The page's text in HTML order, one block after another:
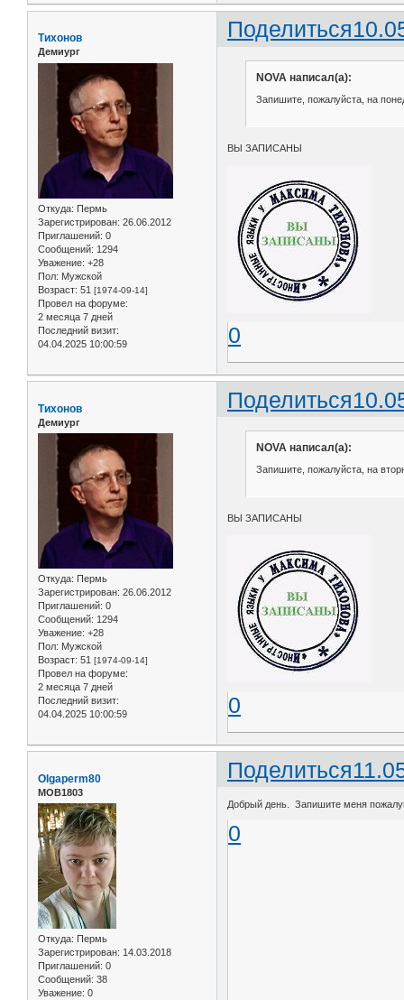
Поделиться
Тихонов
Демиург
Откуда: Пермь
Зарегистрирован: 26.06.2012
Приглашений: 0
Сообщений: 1294
Уважение: +28
Пол: Мужской
Возраст: 51 [1974-09-14]
Провел на форуме:
2 месяца 7 дней
Последний визит:
04.04.2025 10:00:59
NOVA написал(а):
Запишите, пожалуйста, на
ВЫ ЗАПИСАНЫ
0
Поделиться
Тихонов
Демиург
Откуда: Пермь
Зарегистрирован: 26.06.2012
Приглашений: 0
Сообщений: 1294
Уважение: +28
Пол: Мужской
Возраст: 51 [1974-09-14]
Провел на форуме:
2 месяца 7 дней
Последний визит:
04.04.2025 10:00:59
NOVA написал(а):
Запишите, пожалуйста, на
ВЫ ЗАПИСАНЫ
0
Поделиться
Olgaperm80
МОВ1803
Откуда: Пермь
Зарегистрирован: 14.03.2018
Приглашений: 0
Сообщений: 38
Уважение: 0
Добрый день. Запишите меня
0